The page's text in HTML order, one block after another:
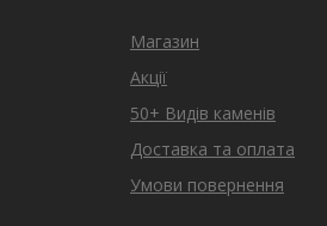
Магазин
Акції
50+ Видів каменів
Доставка та оплата
Умови повернення